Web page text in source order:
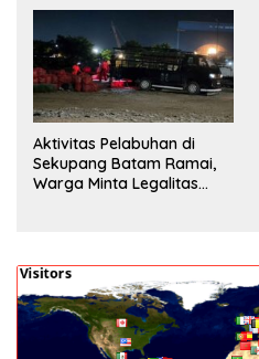
Pengecekan
Aktivitas Pelabuhan di
Sekupang Batam Ramai,
Warga Minta Legalitas